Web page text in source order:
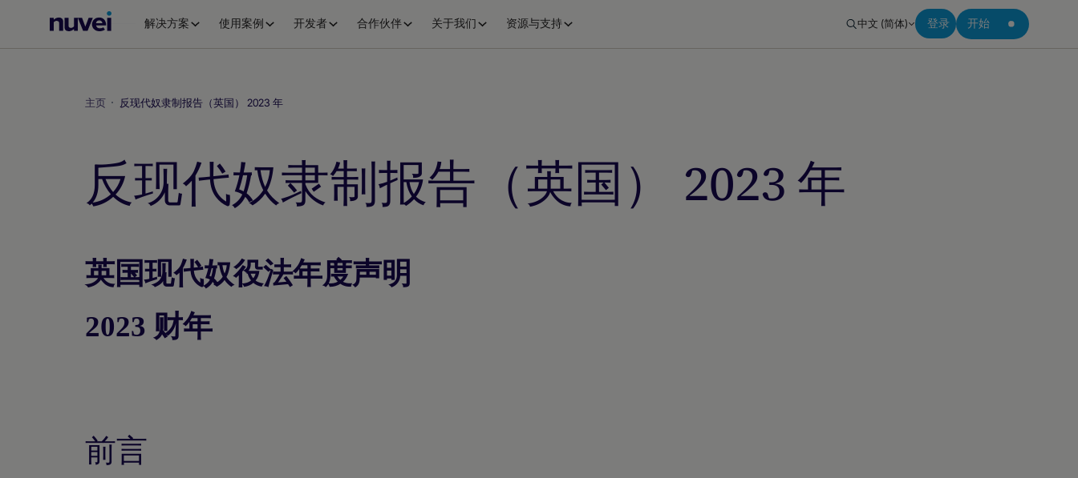
Nuvei解决方案 使用案例 开发者 合作伙伴 关于我们 资源与支持 中文 (简体) 登录 开始
主页 反现代奴隶制报告（英国） 2023 年
反现代奴隶制报告（英国） 2023 年
英国现代奴役法年度声明
2023 财年
前言